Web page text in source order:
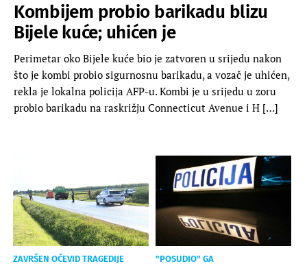
Kombijem probio barikadu blizu
Bijele kuće; uhićen je
Perimetar oko Bijele kuće bio je zatvoren u srijedu nakon
što je kombi probio sigurnosnu barikadu, a vozač je uhićen,
rekla je lokalna policija AFP-u. Kombi je u srijedu u zoru
probio barikadu na raskrižju Connecticut Avenue i H […]
ZAVRŠEN OČEVID TRAGEDIJE "POSUDIO" GA